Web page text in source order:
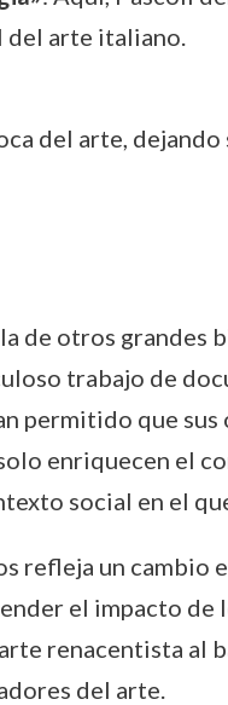
del arte italiano.
del arte,
de otros
trabajo de
permitido que
enriquecen el
social en el
refleja un cambio
el impacto de
renacentista al
del arte.